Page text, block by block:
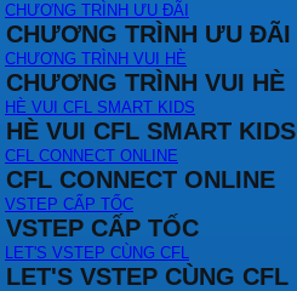
CHƯƠNG TRÌNH ƯU ĐÃI
CHƯƠNG TRÌNH ƯU ĐÃI
CHƯƠNG TRÌNH VUI HÈ
CHƯƠNG TRÌNH VUI HÈ
HÈ VUI CFL SMART KIDS
HÈ VUI CFL SMART KIDS
CFL CONNECT ONLINE
CFL CONNECT ONLINE
VSTEP CẤP TỐC
VSTEP CẤP TỐC
LET'S VSTEP CÙNG CFL
LET'S VSTEP CÙNG CFL